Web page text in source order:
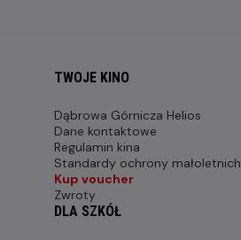
TWOJE KINO
Dąbrowa Górnicza Helios
Dane kontaktowe
Regulamin kina
Standardy ochrony małoletnich
Kup voucher
Zwroty
DLA SZKÓŁ